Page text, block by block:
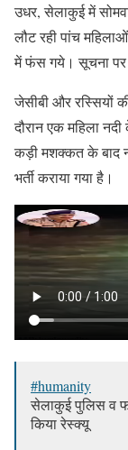
उधर, सेलाकुई में
लौट रही पांच
में फंस गये। सूचना पर
जेसीबी और रस्सियों
दौरान एक महिला
कड़ी मशक्कत के बाद
भर्ती कराया गया है।
#humanity
सेलाकुई पुलिस व
किया रेस्क्यू